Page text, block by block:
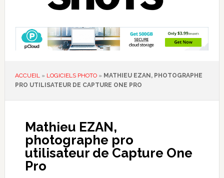
ACCUEIL » LOGICIELS PHOTO» MATHIEU EZAN, PHOTOGRAPHE
PRO UTILISATEUR DE CAPTURE ONE PRO
Mathieu EZAN,
photographe pro
utilisateur de Capture One
Pro